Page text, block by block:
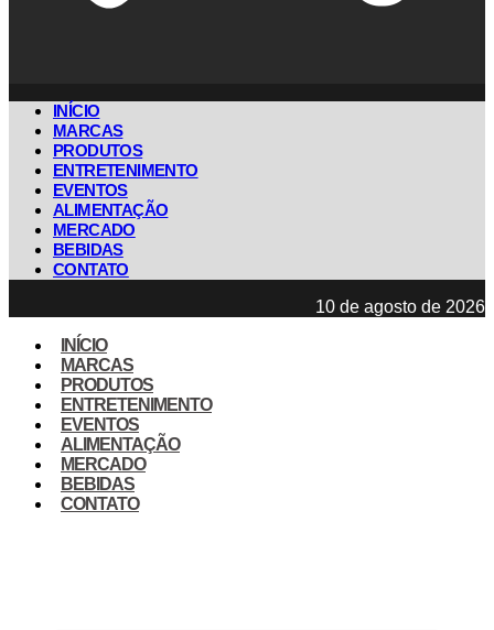
INÍCIO
MARCAS
PRODUTOS
ENTRETENIMENTO
EVENTOS
ALIMENTAÇÃO
MERCADO
BEBIDAS
CONTATO
10 de agosto de 2026
INÍCIO
MARCAS
PRODUTOS
ENTRETENIMENTO
EVENTOS
ALIMENTAÇÃO
MERCADO
BEBIDAS
CONTATO